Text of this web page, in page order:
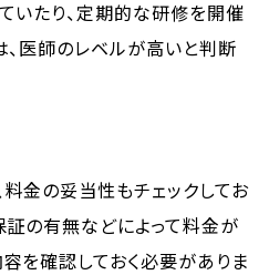
いたり、定期的な研修を開催
、医師のレベルが高いと判断
金の妥当性もチェックしてお
証の有無などによって料金が
を確認しておく必要がありま